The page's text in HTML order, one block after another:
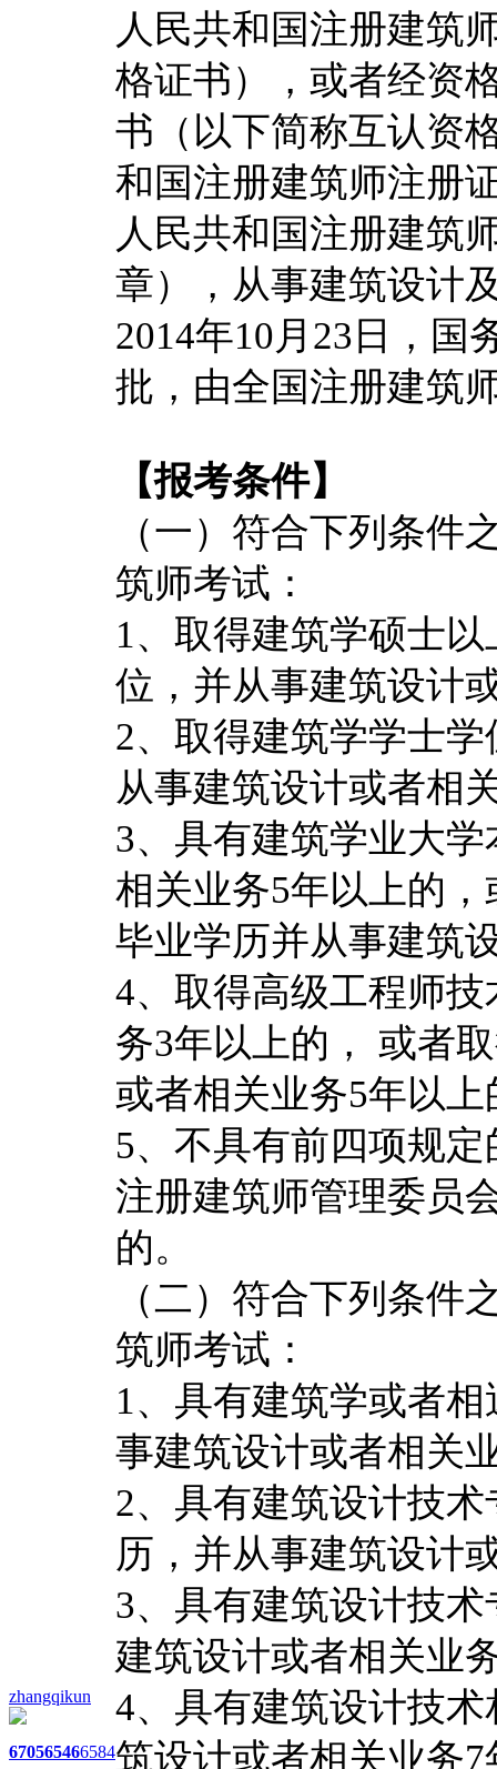
zhangqikun
670565466584
人民共和国注册建筑
格证书），或者经资
书（以下简称互认资
和国注册建筑师注册
人民共和国注册建筑
章），从事建筑设计
2014年10月23日，国
批，由全国注册建筑
【报考条件】
（一）符合下列条件
筑师考试：
1、取得建筑学硕士
位，并从事建筑设计
2、取得建筑学学士
从事建筑设计或者相
3、具有建筑学业大
相关业务5年以上的
毕业学历并从事建筑
4、取得高级工程师
务3年以上的， 或者
或者相关业务5年以上
5、不具有前四项规
注册建筑师管理委员
的。
（二）符合下列条件
筑师考试：
1、具有建筑学或者
事建筑设计或者相关
2、具有建筑设计技
历，并从事建筑设计
3、具有建筑设计技
建筑设计或者相关业
4、具有建筑设计技
筑设计或者相关业务